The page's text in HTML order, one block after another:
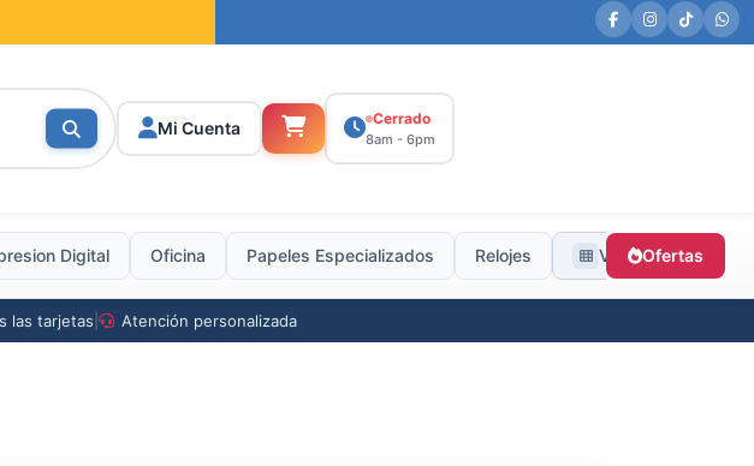
Mi Cuenta Cerrado
8am - 6pm
Digital Oficina Papeles Especializados Relojes Ver todas
Ofertas
las tarjetas Atención personalizada